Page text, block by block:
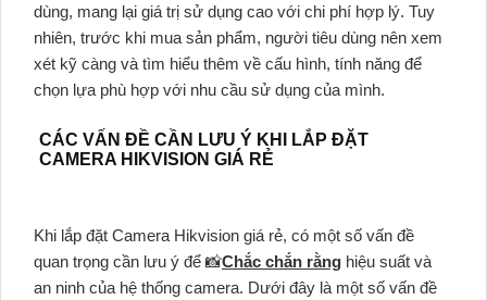
dùng, mang lại giá trị sử dụng cao với chi phí hợp lý. Tuy
nhiên, trước khi mua sản phẩm, người tiêu dùng nên xem
xét kỹ càng và tìm hiểu thêm về cấu hình, tính năng để
chọn lựa phù hợp với nhu cầu sử dụng của mình.
CÁC VẤN ĐỀ CẦN LƯU Ý KHI LẮP ĐẶT
CAMERA HIKVISION GIÁ RẺ
Khi lắp đặt Camera Hikvision giá rẻ, có một số vấn đề
quan trọng cần lưu ý để 📸Chắc chắn rằng hiệu suất và
an ninh của hệ thống camera. Dưới đây là một số vấn đề